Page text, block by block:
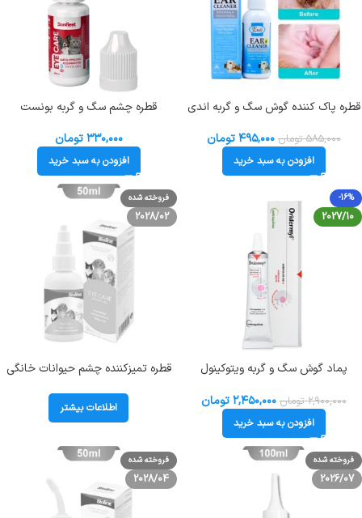
قطره پاک کننده گوش سگ و گربه اندی
۵۸۵,۰۰۰ تومان ۴۹۵,۰۰۰ تومان
افزودن به سبد خرید
قطره چشم سگ و گربه بونست
۳۳۰,۰۰۰ تومان
افزودن به سبد خرید
-16%
2027/10
پماد گوش سگ و گربه ویتوکینول
Vetoquinol Oridermyl۲,۹۰۰,۰۰۰ تومان ۲,۴۵۰,۰۰۰ تومان
افزودن به سبد خرید
فروخته شده
2028/02
قطره تمیزکننده چشم حیوانات خانگی
Tear Stain Remover
اطلاعات بیشتر
فروخته شده
2026/07
فروخته شده
2028/04